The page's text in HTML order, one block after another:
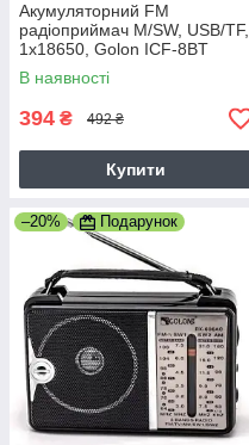
Акумуляторний FM
радіоприймач M/SW, USB/TF,
1х18650, Golon ICF-8BT
Портативний радіоприймач
В наявності
394 ₴ 492 ₴
Купити
–20% Подарунок